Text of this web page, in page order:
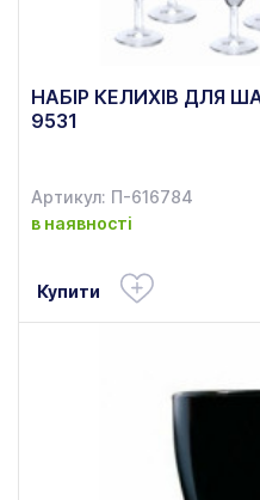
НАБІР КЕЛИХІВ ДЛЯ
9531
Артикул: П-616784
в наявності
Купити